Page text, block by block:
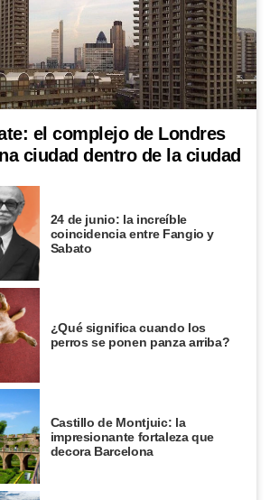
el complejo de Londres
ciudad dentro de la ciudad
24 de junio: la increíble
coincidencia entre Fangio y
Sabato
¿Qué significa cuando los
perros se ponen panza arriba?
Castillo de Montjuic: la
impresionante fortaleza que
decora Barcelona